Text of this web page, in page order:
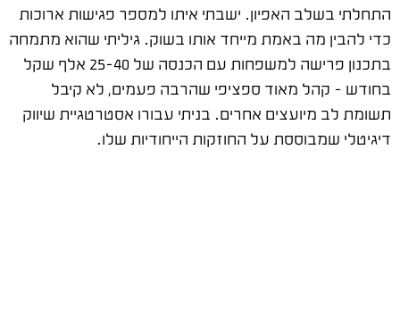
התחלתי בשלב האפיון. ישבתי איתו למספר פגישות ארוכות
כדי להבין מה באמת מייחד אותו בשוק. גיליתי שהוא מתמחה
בתכנון פרישה למשפחות עם הכנסה של 25-40 אלף שקל
בחודש – קהל מאוד ספציפי שהרבה פעמים, לא קיבל
תשומת לב מיועצים אחרים. בניתי עבורו אסטרטגיית שיווק
דיגיטלי שמבוססת על החוזקות הייחודיות שלו.